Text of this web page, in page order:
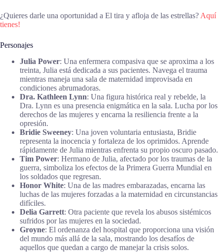
¿Quieres darle una oportunidad a El tira y afloja de las estrellas? Aquí
tienes!
Personajes
Julia Power: Una enfermera compasiva que se aproxima a los
treinta, Julia está dedicada a sus pacientes. Navega el trauma
mientras maneja una sala de maternidad improvisada en
condiciones abrumadoras.
Dra. Kathleen Lynn: Una figura histórica real y rebelde, la
Dra. Lynn es una presencia enigmática en la sala. Lucha por los
derechos de las mujeres y encarna la resiliencia frente a la
opresión.
Bridie Sweeney: Una joven voluntaria entusiasta, Bridie
representa la inocencia y fortaleza de los oprimidos. Aprende
rápidamente de Julia mientras enfrenta su propio oscuro pasado.
Tim Power: Hermano de Julia, afectado por los traumas de la
guerra, simboliza los efectos de la Primera Guerra Mundial en
los soldados que regresan.
Honor White: Una de las madres embarazadas, encarna las
luchas de las mujeres forzadas a la maternidad en circunstancias
difíciles.
Delia Garrett: Otra paciente que revela los abusos sistémicos
sufridos por las mujeres en la sociedad.
Groyne: El ordenanza del hospital que proporciona una visión
del mundo más allá de la sala, mostrando los desafíos de
aquellos que quedan a cargo de manejar la crisis solos.